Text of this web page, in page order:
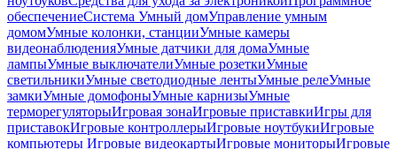
обеспечениеСистема Умный домУправление умным
домомУмные колонки, станцииУмные камеры
видеонаблюденияУмные датчики для домаУмные
лампыУмные выключателиУмные розеткиУмные
светильникиУмные светодиодные лентыУмные релеУмные
замкиУмные домофоныУмные карнизыУмные
терморегуляторыИгровая зонаИгровые приставкиИгры для
приставокИгровые контроллерыИгровые ноутбукиИгровые
компьютеры Игровые видеокартыИгровые мониторыИгровые